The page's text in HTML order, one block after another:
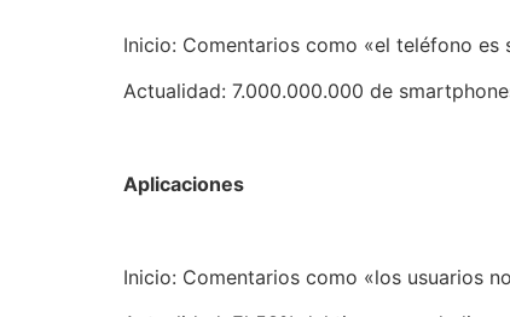
Inicio: Comentarios como «el teléfono es
Actualidad: 7.000.000.000 de
Aplicaciones
Inicio: Comentarios como «los usuarios